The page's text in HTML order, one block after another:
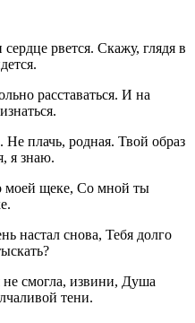
рвется. Скажу, глядя в
расставаться. И на
плачь, родная. Твой образ
я знаю.
моей щеке, Со мной ты
настал снова, Тебя долго
смогла, извини, Душа
тени.